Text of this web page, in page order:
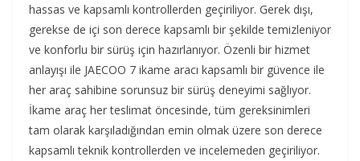
hassas ve kapsamlı kontrollerden geçiriliyor. Gerek dışı,
gerekse de içi son derece kapsamlı bir şekilde temizleniyor
ve konforlu bir sürüş için hazırlanıyor. Özenli bir hizmet
anlayışı ile JAECOO 7 ikame aracı kapsamlı bir güvence ile
her araç sahibine sorunsuz bir sürüş deneyimi sağlıyor.
İkame araç her teslimat öncesinde, tüm gereksinimleri
tam olarak karşıladığından emin olmak üzere son derece
kapsamlı teknik kontrollerden ve incelemeden geçiriliyor.